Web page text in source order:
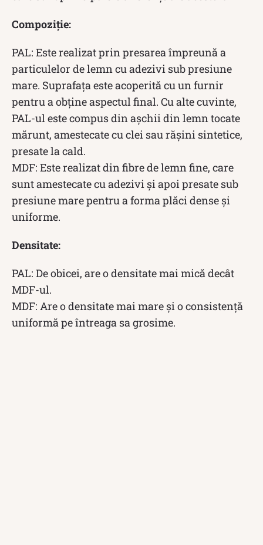
Compoziție:
PAL: Este realizat prin presarea împreună a
particulelor de lemn cu adezivi sub presiune
mare. Suprafața este acoperită cu un furnir
pentru a obține aspectul final. Cu alte cuvinte,
PAL-ul este compus din așchii din lemn tocate
mărunt, amestecate cu clei sau rășini sintetice,
presate la cald.
MDF: Este realizat din fibre de lemn fine, care
sunt amestecate cu adezivi și apoi presate sub
presiune mare pentru a forma plăci dense și
uniforme.
Densitate:
PAL: De obicei, are o densitate mai mică decât
MDF-ul.
MDF: Are o densitate mai mare și o consistență
uniformă pe întreaga sa grosime.